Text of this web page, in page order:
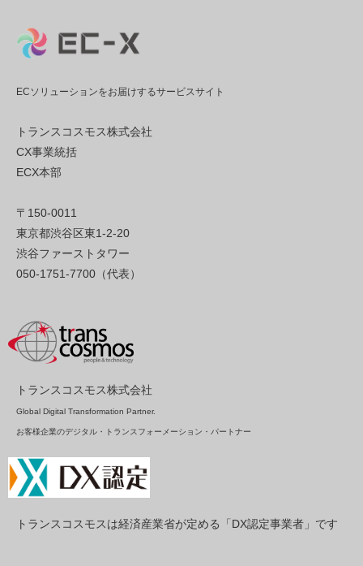
ECソリューションをお届けするサービスサイト
トランスコスモス株式会社
CX事業統括
ECX本部
〒150-0011
東京都渋谷区東1-2-20
渋谷ファーストタワー
050-1751-7700（代表）
トランスコスモス株式会社
Global Digital Transformation Partner.
お客様企業のデジタル・トランスフォーメーション・パートナー
トランスコスモスは経済産業省が定める「DX認定事業者」です